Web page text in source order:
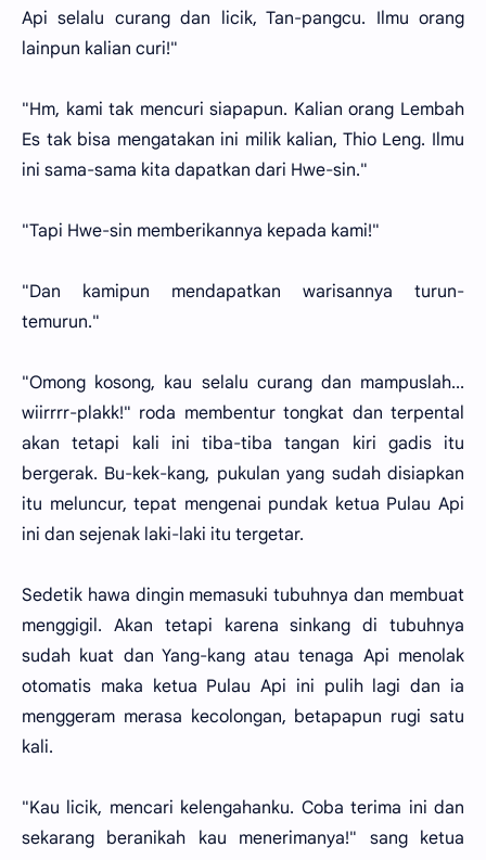
Api selalu curang dan licik, Tan-pangcu. Ilmu orang
lainpun kalian curi!"
"Hm, kami tak mencuri siapapun. Kalian orang Lembah
Es tak bisa mengatakan ini milik kalian, Thio Leng. Ilmu
ini sama-sama kita dapatkan dari Hwe-sin."
"Tapi Hwe-sin memberikannya kepada kami!"
"Dan kamipun mendapatkan warisannya turun-
temurun."
"Omong kosong, kau selalu curang dan mampuslah...
wiirrrr-plakk!" roda membentur tongkat dan terpental
akan tetapi kali ini tiba-tiba tangan kiri gadis itu
bergerak. Bu-kek-kang, pukulan yang sudah disiapkan
itu meluncur, tepat mengenai pundak ketua Pulau Api
ini dan sejenak laki-laki itu tergetar.
Sedetik hawa dingin memasuki tubuhnya dan membuat
menggigil. Akan tetapi karena sinkang di tubuhnya
sudah kuat dan Yang-kang atau tenaga Api menolak
otomatis maka ketua Pulau Api ini pulih lagi dan ia
menggeram merasa kecolongan, betapapun rugi satu
kali.
"Kau licik, mencari kelengahanku. Coba terima ini dan
sekarang beranikah kau menerimanya!" sang ketua